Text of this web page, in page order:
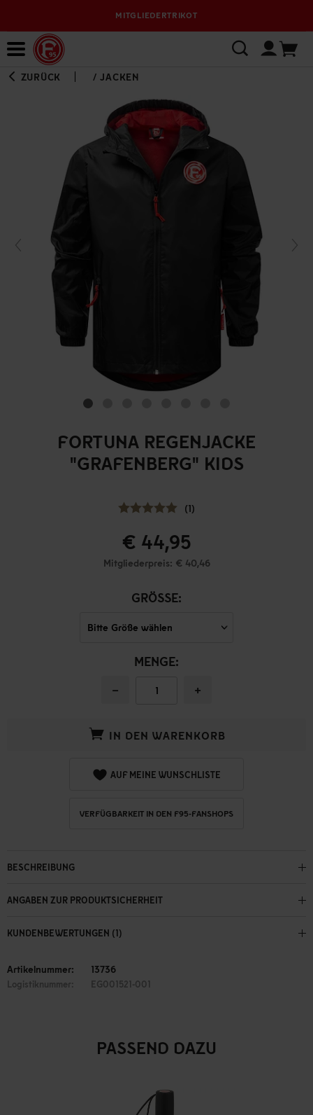
MITGLIEDERTRIKOT
ZURÜCK /JACKEN
FORTUNA REGENJACKE
"GRAFENBERG" KIDS
(1)
€ 44,95
Mitgliederpreis: € 40,46
GRÖSSE:
MENGE:
− +
IN DEN WARENKORB
AUF MEINE WUNSCHLISTE
VERFÜGBARKEIT IN DEN F95-FANSHOPS
BESCHREIBUNG
ANGABEN ZUR PRODUKTSICHERHEIT
KUNDENBEWERTUNGEN (1)
Artikelnummer: 13736
Logistiknummer: EG001521-001
PASSEND DAZU